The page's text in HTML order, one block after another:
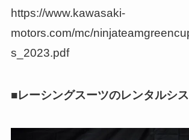
https://www.kawasaki-
motors.com/mc/
s_2023.pdf
■レーシングスーツのレンタルシ